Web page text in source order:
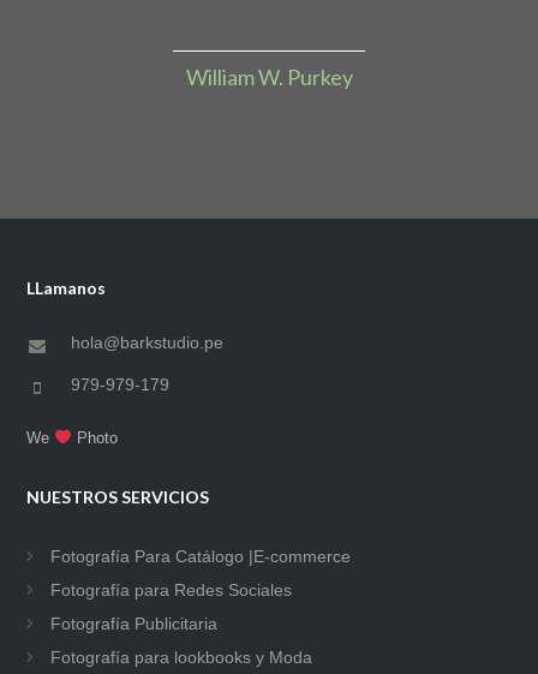
William W. Purkey
LLamanos
hola@barkstudio.pe
979-979-179
We Photo
NUESTROS SERVICIOS
Fotografía Para Catálogo |E-commerce
Fotografía para Redes Sociales
Fotografía Publicitaria
Fotografía para lookbooks y Moda